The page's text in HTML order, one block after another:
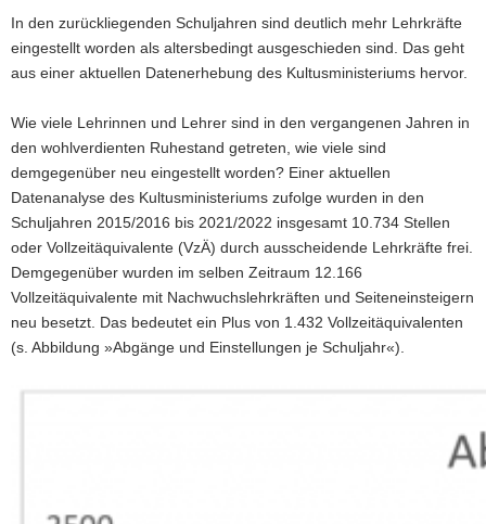
i
o
n
In den zurückliegenden Schuljahren sind deutlich mehr Lehrkräfte
eingestellt worden als altersbedingt ausgeschieden sind. Das geht
aus einer aktuellen Datenerhebung des Kultusministeriums hervor.
Wie viele Lehrinnen und Lehrer sind in den vergangenen Jahren in
den wohlverdienten Ruhestand getreten, wie viele sind
demgegenüber neu eingestellt worden? Einer aktuellen
Datenanalyse des Kultusministeriums zufolge wurden in den
Schuljahren 2015/2016 bis 2021/2022 insgesamt 10.734 Stellen
oder Vollzeitäquivalente (VzÄ) durch ausscheidende Lehrkräfte frei.
Demgegenüber wurden im selben Zeitraum 12.166
Vollzeitäquivalente mit Nachwuchslehrkräften und Seiteneinsteigern
neu besetzt. Das bedeutet ein Plus von 1.432 Vollzeitäquivalenten
(s. Abbildung »Abgänge und Einstellungen je Schuljahr«).